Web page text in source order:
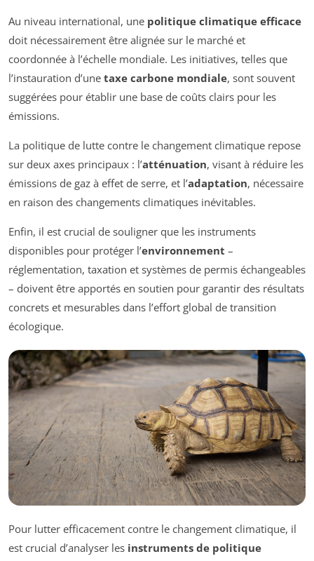
Au niveau international, une politique climatique efficace
doit nécessairement être alignée sur le marché et
coordonnée à l’échelle mondiale. Les initiatives, telles que
l’instauration d’une taxe carbone mondiale, sont souvent
suggérées pour établir une base de coûts clairs pour les
émissions.
La politique de lutte contre le changement climatique repose
sur deux axes principaux : l’atténuation, visant à réduire les
émissions de gaz à effet de serre, et l’adaptation, nécessaire
en raison des changements climatiques inévitables.
Enfin, il est crucial de souligner que les instruments
disponibles pour protéger l’environnement –
réglementation, taxation et systèmes de permis échangeables
– doivent être apportés en soutien pour garantir des résultats
concrets et mesurables dans l’effort global de transition
écologique.
Pour lutter efficacement contre le changement climatique, il
est crucial d’analyser les instruments de politique